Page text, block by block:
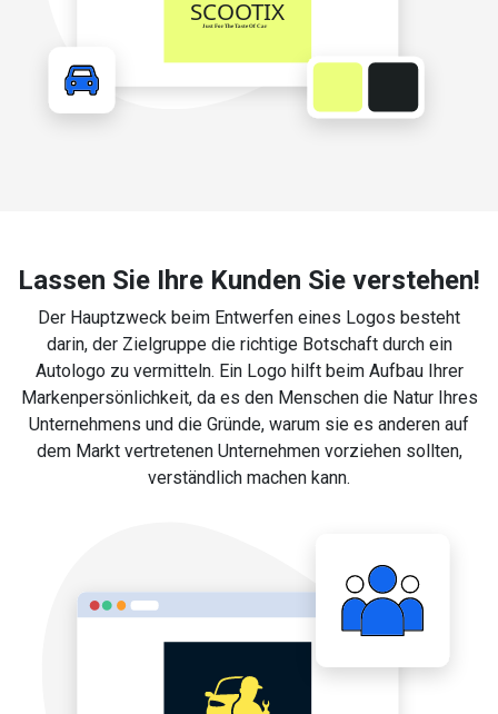
Lassen Sie Ihre Kunden Sie verstehen!
Der Hauptzweck beim Entwerfen eines Logos besteht
darin, der Zielgruppe die richtige Botschaft durch ein
Autologo zu vermitteln. Ein Logo hilft beim Aufbau Ihrer
Markenpersönlichkeit, da es den Menschen die Natur Ihres
Unternehmens und die Gründe, warum sie es anderen auf
dem Markt vertretenen Unternehmen vorziehen sollten,
verständlich machen kann.